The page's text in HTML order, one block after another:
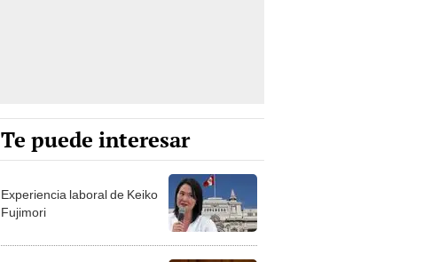
Te puede interesar
Experiencia laboral de Keiko
Fujimori